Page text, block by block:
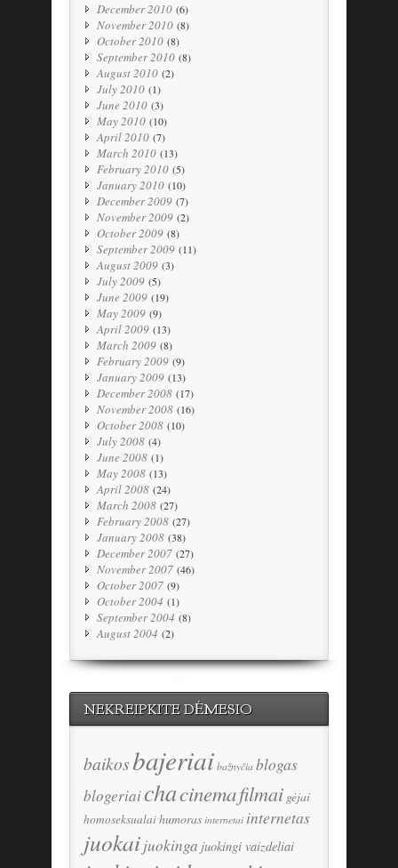
December 2010 (6)
November 2010 (8)
October 2010 (8)
September 2010 (8)
August 2010 (2)
July 2010 (1)
June 2010 (3)
May 2010 (10)
April 2010 (7)
March 2010 (13)
February 2010 (5)
January 2010 (10)
December 2009 (7)
November 2009 (2)
October 2009 (8)
September 2009 (11)
August 2009 (3)
July 2009 (5)
June 2009 (19)
May 2009 (9)
April 2009 (13)
March 2009 (8)
February 2009 (9)
January 2009 (13)
December 2008 (17)
November 2008 (16)
October 2008 (10)
July 2008 (4)
June 2008 (1)
May 2008 (13)
April 2008 (24)
March 2008 (27)
February 2008 (27)
January 2008 (38)
December 2007 (27)
November 2007 (46)
October 2007 (9)
October 2004 (1)
September 2004 (8)
August 2004 (2)
NEKREIPKITE DĖMESIO
baikosbajeriai bažnyčia blogas
blogeriaichacinemafilmai gėjai
homoseksualaihumoras internetai internetas
juokaijuokinga juokingi vaizdeliai